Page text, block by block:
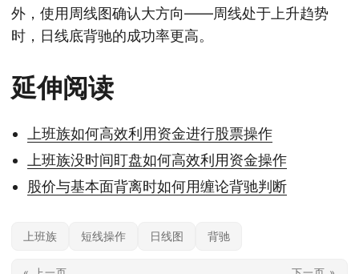
外，使用周线图确认大方向——周线处于上升趋势
时，日线底背驰的成功率更高。
延伸阅读
上班族如何高效利用资金进行股票操作
上班族没时间盯盘如何高效利用资金操作
股价与基本面背离时如何用缠论背驰判断
上班族 短线操作 日线图 背驰